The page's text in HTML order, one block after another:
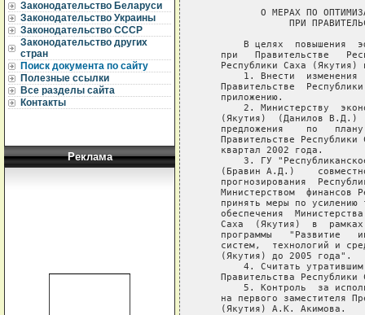
Законодательство Беларуси
Законодательство Украины
Законодательство СССР
Законодательство других
стран
Поиск документа по сайту
Полезные ссылки
Все разделы сайта
Контакты
Реклама
О МЕРАХ ПО
ПРИ
В целях  повышения
при   Правительстве
Республики Саха (Якутия)
1. Внести  изменения
Правительстве
   приложению.
2. Министерству
(Якутия)  (Данилов В.Д.)
предложения    по
Правительстве Республики
   квартал 2002 года.
3. ГУ
(Бравин А.Д.)
прогнозирования
Министерством  финансов
принять меры по усилению
обеспечения
Саха  (Якутия)  в
программы   "Развитие
систем,  технологий и
   (Якутия) до 2005 года".
4. Считать
Правительства Республики
5. Контроль  за
на первого заместителя
   (Якутия) А.К. Акимова.